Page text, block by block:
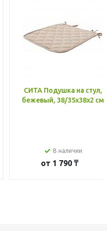
СИТА Подушка на стул,
бежевый, 38/35x38x2 см
В наличии
от 1 790 ₸